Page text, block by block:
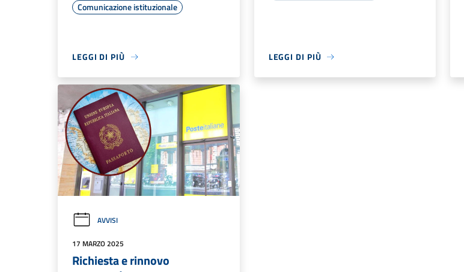
Comunicazione istituzionale
LEGGI DI PIÙ LEGGI DI PIÙ
AVVISI
17 MARZO 2025
Richiesta e rinnovo